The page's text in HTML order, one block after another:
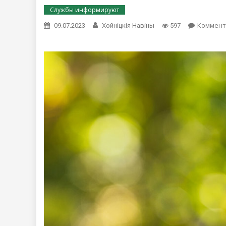
Службы информируют
09.07.2023 Хойнiцкiя Навiны 597